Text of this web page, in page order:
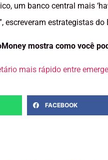
um banco central mais
escreveram estrategistas do
mostra como você
mais rápido entre
FACEBOOK